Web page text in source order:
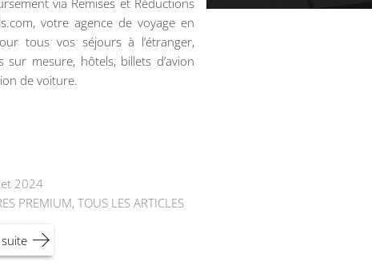
votre agence de voyage en
tous vos séjours à l’étranger,
sur mesure, hôtels, billets d’avion
de voiture.
2024
PREMIUM, TOUS LES ARTICLES